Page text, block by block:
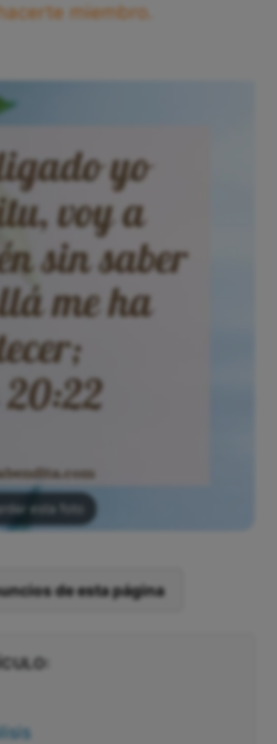
miembro.
esta foto
de esta página